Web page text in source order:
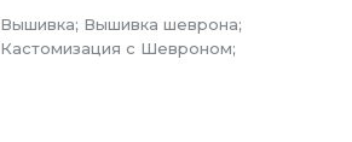
Вышивка; Вышивка шеврона;
Кастомизация с Шевроном;